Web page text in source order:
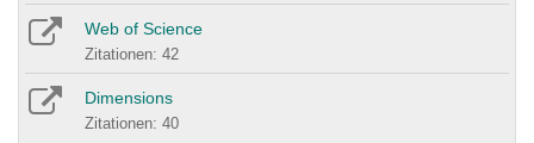
Web of Science
Zitationen: 42
Dimensions
Zitationen: 40